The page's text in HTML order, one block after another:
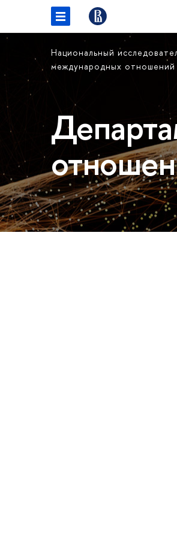
Национальный
международных отношений